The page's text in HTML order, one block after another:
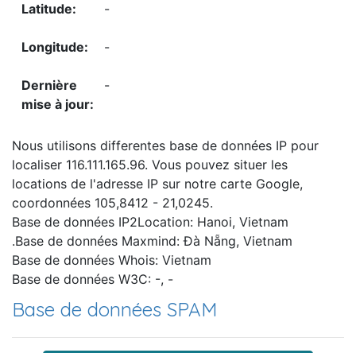
-
-
-
Nous utilisons differentes base de données IP pour
localiser 116.111.165.96. Vous pouvez situer les
locations de l'adresse IP sur notre carte Google,
coordonnées 105,8412 - 21,0245.
Base de données IP2Location: Hanoi, Vietnam
.Base de données Maxmind: Đà Nẵng, Vietnam
Base de données Whois: Vietnam
Base de données W3C: -, -
Base de données SPAM